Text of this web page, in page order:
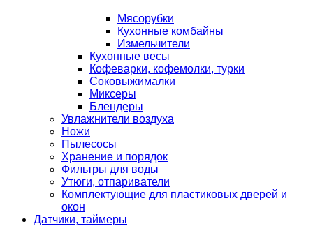
Мясорубки
Кухонные комбайны
Измельчители
Кухонные весы
Кофеварки, кофемолки, турки
Соковыжималки
Миксеры
Блендеры
Увлажнители воздуха
Ножи
Пылесосы
Хранение и порядок
Фильтры для воды
Утюги, отпариватели
Комплектующие для пластиковых дверей и
окон
Датчики, таймеры